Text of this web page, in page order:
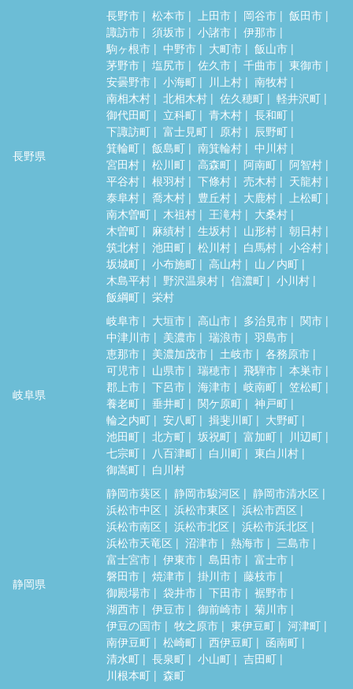
長野県
長野市 松本市 上田市 岡谷市
飯田市
諏訪市
須坂市 小諸市
伊那市
駒ヶ根市
中野市 大町市
飯山市
茅野市
塩尻市 佐久市 千曲市
東御市
安曇野市
小海町 川上村
南牧村
南相木村
北相木村 佐久穂町
軽井沢町
御代田町
立科町 青木村
長和町
下諏訪町
富士見町 原村
辰野町
箕輪町
飯島町 南箕輪村
中川村
宮田村
松川町 高森町 阿南町
阿智村
平谷村
根羽村 下條村 売木村
天龍村
泰阜村
喬木村 豊丘村 大鹿村
上松町
南木曽町
木祖村 王滝村
大桑村
木曽町
麻績村 生坂村 山形村
朝日村
筑北村
池田町 松川村 白馬村
小谷村
坂城町
小布施町 高山村
山ノ内町
木島平村
野沢温泉村 信濃町
小川村
飯綱町
栄村
岐阜県
岐阜市 大垣市 高山市 多治見市
関市
中津川市
美濃市 瑞浪市
羽島市
恵那市
美濃加茂市 土岐市
各務原市
可児市
山県市 瑞穂市 飛騨市
本巣市
郡上市
下呂市 海津市 岐南町
笠松町
養老町
垂井町 関ケ原町
神戸町
輪之内町
安八町 揖斐川町
大野町
池田町
北方町 坂祝町 富加町
川辺町
七宗町
八百津町 白川町
東白川村
御嵩町
白川村
静岡県
静岡市葵区 静岡市駿河区
静岡市清水区
浜松市中区
浜松市東区
浜松市西区
浜松市南区
浜松市北区
浜松市浜北区
浜松市天竜区
沼津市 熱海市
三島市
富士宮市
伊東市 島田市
富士市
磐田市
焼津市 掛川市
藤枝市
御殿場市
袋井市 下田市
裾野市
湖西市
伊豆市 御前崎市
菊川市
伊豆の国市
牧之原市 東伊豆町
河津町
南伊豆町
松崎町 西伊豆町
函南町
清水町
長泉町 小山町
吉田町
川根本町
森町